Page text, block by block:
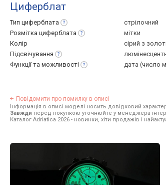
Циферблат
Тип циферблата
стрілочний
Розмітка циферблата
мітки
Колір
сірий з
Підсвічування
Функції та можливості дата (число
Повідомити про помилку в описі
Інформація в описі моделі носить довідковий
Завжди перед покупкою уточнюйте у менеджера
Каталог Adriatica 2026 - новинки, хіти продажів і